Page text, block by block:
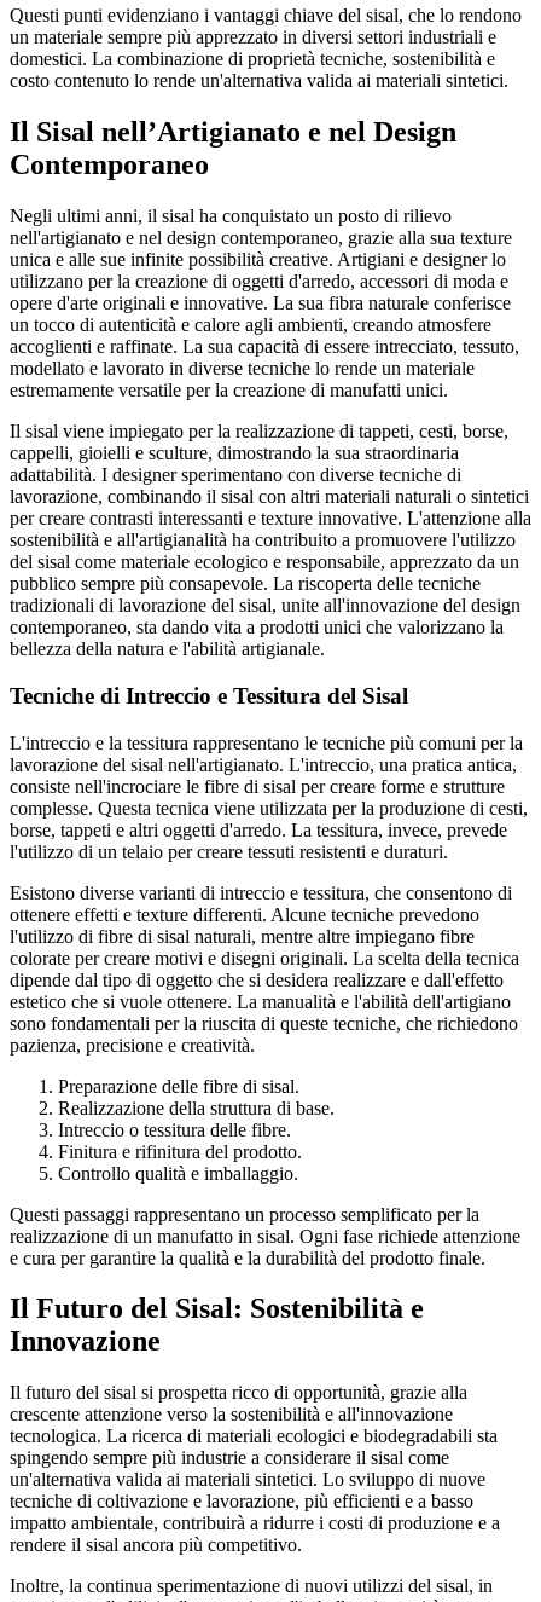
Questi punti evidenziano i vantaggi chiave del sisal, che lo rendono
un materiale sempre più apprezzato in diversi settori industriali e
domestici. La combinazione di proprietà tecniche, sostenibilità e
costo contenuto lo rende un'alternativa valida ai materiali sintetici.
Il Sisal nell’Artigianato e nel Design
Contemporaneo
Negli ultimi anni, il sisal ha conquistato un posto di rilievo
nell'artigianato e nel design contemporaneo, grazie alla sua texture
unica e alle sue infinite possibilità creative. Artigiani e designer lo
utilizzano per la creazione di oggetti d'arredo, accessori di moda e
opere d'arte originali e innovative. La sua fibra naturale conferisce
un tocco di autenticità e calore agli ambienti, creando atmosfere
accoglienti e raffinate. La sua capacità di essere intrecciato, tessuto,
modellato e lavorato in diverse tecniche lo rende un materiale
estremamente versatile per la creazione di manufatti unici.
Il sisal viene impiegato per la realizzazione di tappeti, cesti, borse,
cappelli, gioielli e sculture, dimostrando la sua straordinaria
adattabilità. I designer sperimentano con diverse tecniche di
lavorazione, combinando il sisal con altri materiali naturali o sintetici
per creare contrasti interessanti e texture innovative. L'attenzione alla
sostenibilità e all'artigianalità ha contribuito a promuovere l'utilizzo
del sisal come materiale ecologico e responsabile, apprezzato da un
pubblico sempre più consapevole. La riscoperta delle tecniche
tradizionali di lavorazione del sisal, unite all'innovazione del design
contemporaneo, sta dando vita a prodotti unici che valorizzano la
bellezza della natura e l'abilità artigianale.
Tecniche di Intreccio e Tessitura del Sisal
L'intreccio e la tessitura rappresentano le tecniche più comuni per la
lavorazione del sisal nell'artigianato. L'intreccio, una pratica antica,
consiste nell'incrociare le fibre di sisal per creare forme e strutture
complesse. Questa tecnica viene utilizzata per la produzione di cesti,
borse, tappeti e altri oggetti d'arredo. La tessitura, invece, prevede
l'utilizzo di un telaio per creare tessuti resistenti e duraturi.
Esistono diverse varianti di intreccio e tessitura, che consentono di
ottenere effetti e texture differenti. Alcune tecniche prevedono
l'utilizzo di fibre di sisal naturali, mentre altre impiegano fibre
colorate per creare motivi e disegni originali. La scelta della tecnica
dipende dal tipo di oggetto che si desidera realizzare e dall'effetto
estetico che si vuole ottenere. La manualità e l'abilità dell'artigiano
sono fondamentali per la riuscita di queste tecniche, che richiedono
pazienza, precisione e creatività.
Preparazione delle fibre di sisal.
Realizzazione della struttura di base.
Intreccio o tessitura delle fibre.
Finitura e rifinitura del prodotto.
Controllo qualità e imballaggio.
Questi passaggi rappresentano un processo semplificato per la
realizzazione di un manufatto in sisal. Ogni fase richiede attenzione
e cura per garantire la qualità e la durabilità del prodotto finale.
Il Futuro del Sisal: Sostenibilità e
Innovazione
Il futuro del sisal si prospetta ricco di opportunità, grazie alla
crescente attenzione verso la sostenibilità e all'innovazione
tecnologica. La ricerca di materiali ecologici e biodegradabili sta
spingendo sempre più industrie a considerare il sisal come
un'alternativa valida ai materiali sintetici. Lo sviluppo di nuove
tecniche di coltivazione e lavorazione, più efficienti e a basso
impatto ambientale, contribuirà a ridurre i costi di produzione e a
rendere il sisal ancora più competitivo.
Inoltre, la continua sperimentazione di nuovi utilizzi del sisal, in